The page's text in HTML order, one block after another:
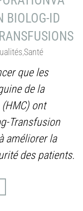
BIOLOG-ID
,Santé
que les
de la
ont
Transfusion
améliorer la
des patients.